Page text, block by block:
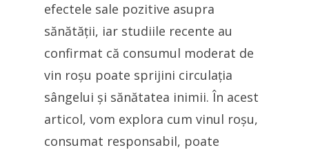
efectele sale pozitive asupra
sănătății, iar studiile recente au
confirmat că consumul moderat de
vin roșu poate sprijini circulația
sângelui și sănătatea inimii. În acest
articol, vom explora cum vinul roșu,
consumat responsabil, poate